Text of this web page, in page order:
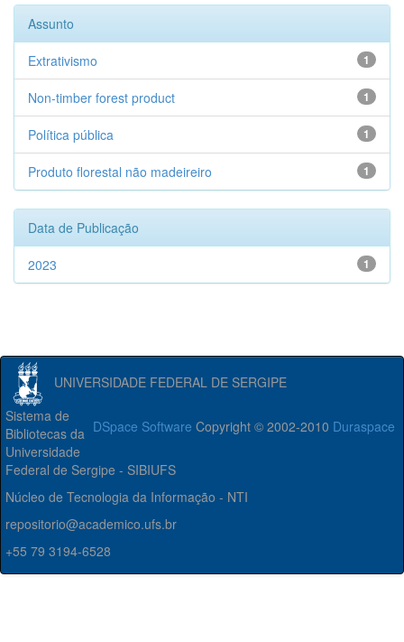
Assunto
1
Extrativismo
1
Non-timber forest product
1
Política pública
1
Produto florestal não madeireiro
Data de Publicação
1
2023
UNIVERSIDADE FEDERAL DE SERGIPE
DSpace Software Copyright © 2002-2010 Duraspace
Sistema de
Bibliotecas da
Universidade
Federal de Sergipe - SIBIUFS
Núcleo de Tecnologia da Informação - NTI
repositorio@academico.ufs.br
+55 79 3194-6528